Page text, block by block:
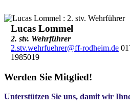
Lucas Lommel
2. stv. Wehrführer
2.stv.wehrfuehrer@ff-rodheim.de
1985019
Werden Sie Mitglied!
Unterstützen Sie uns, damit wir